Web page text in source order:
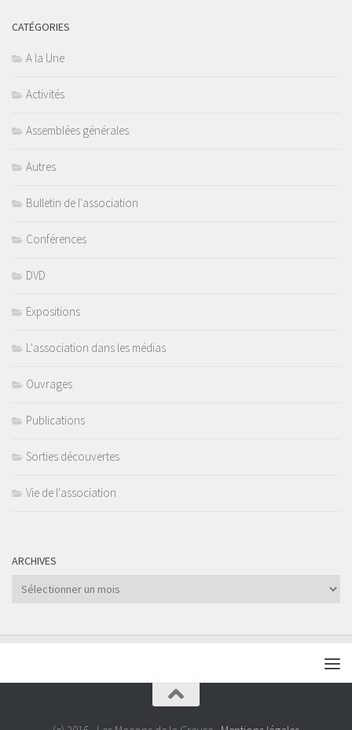
CATÉGORIES
A la Une
Activités
Assemblées générales
Autres
Bulletin de l'association
Conférences
DVD
Expositions
L'association dans les médias
Ouvrages
Publications
Sorties découvertes
Vie de l'association
ARCHIVES
Archives